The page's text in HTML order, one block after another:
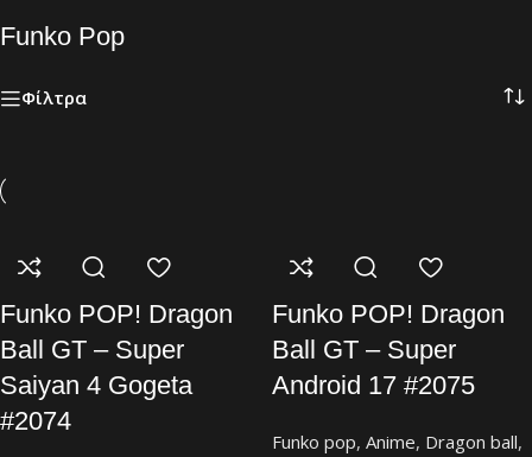
Funko Pop
Φίλτρα
Funko POP! Dragon
Ball GT – Super
Saiyan 4 Gogeta
#2074
Funko POP! Dragon
Ball GT – Super
Android 17 #2075
Funko pop, Anime, Dragon ball,